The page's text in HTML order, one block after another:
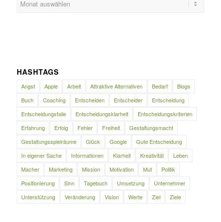
HASHTAGS
Angst Apple Arbeit Attraktive Alternativen Bedarf
Blogs
Buch
Coaching Entscheiden Entscheider
Entscheidung
Entscheidungsfalle
Entscheidungsklarheit
Entscheidungskriterien
Erfahrung
Erfolg Fehler Freiheit
Gestaltungsmacht
Gestaltungsspielräume
Glück Google
Gute Entscheidung
In eigener Sache
Informationen Klarheit Kreativität
Leben
Macher
Marketing Mission Motivation Mut
Politik
Positionierung
Sinn Tagebuch Umsetzung
Unternehmer
Unterstützung
Veränderung Vision Werte Ziel Ziele